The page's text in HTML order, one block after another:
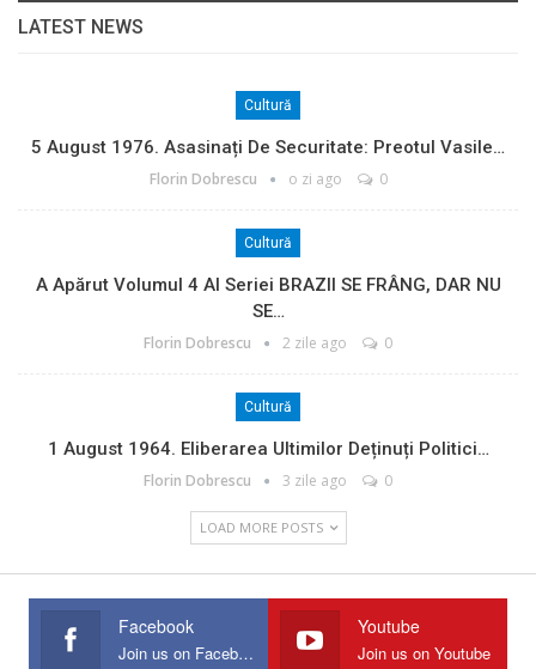
LATEST NEWS
Cultură
5 August 1976. Asasinați De Securitate: Preotul Vasile…
Florin Dobrescu o zi ago 0
Cultură
A Apărut Volumul 4 Al Seriei BRAZII SE FRÂNG, DAR NU
SE…
Florin Dobrescu 2 zile ago 0
Cultură
1 August 1964. Eliberarea Ultimilor Deținuți Politici…
Florin Dobrescu 3 zile ago 0
LOAD MORE POSTS
Facebook
Join us on Facebook
Youtube
Join us on Youtube